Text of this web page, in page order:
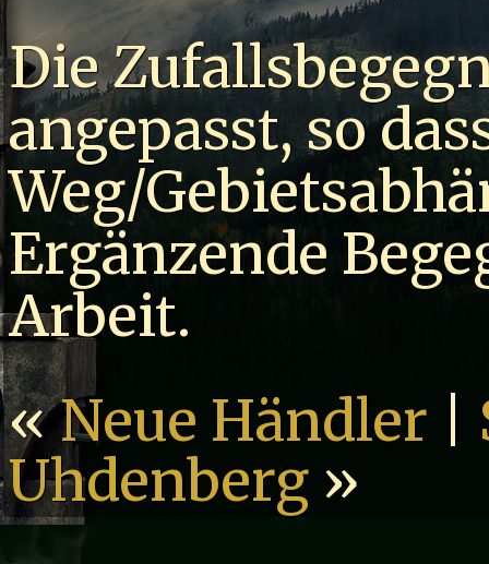
Die
angepasst, so
Weg/
Ergänzende
Arbeit.
«Neue Händler
Uhdenberg »